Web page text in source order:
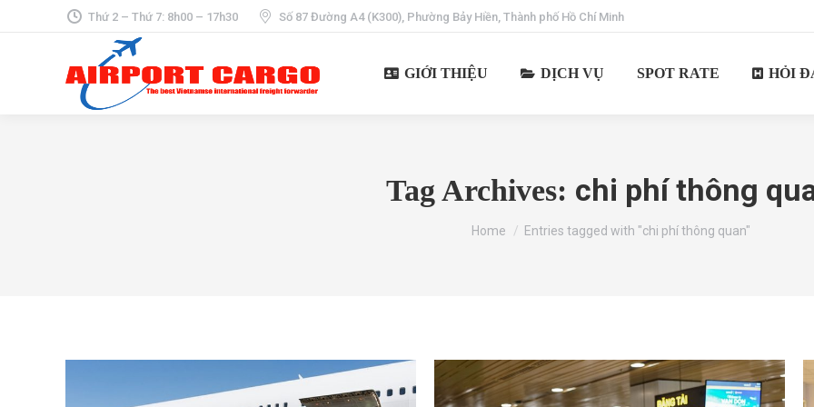
Thứ 2 – Thứ 7: 8h00 – 17h30 Số 87 Đường A4 (K300), Phường Bảy Hiền, Thành phố Hồ Chí Minh
GIỚI THIỆU DỊCH VỤ SPOT RATE HỎI
Tag Archives: chi phí thông
You are here:
Home Entries tagged with "chi phí thông quan"